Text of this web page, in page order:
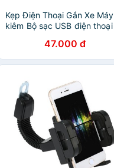
Kẹp Điện Thoại Gắn Xe Máy
kiêm Bộ sạc USB điện thoại
47.000 đ